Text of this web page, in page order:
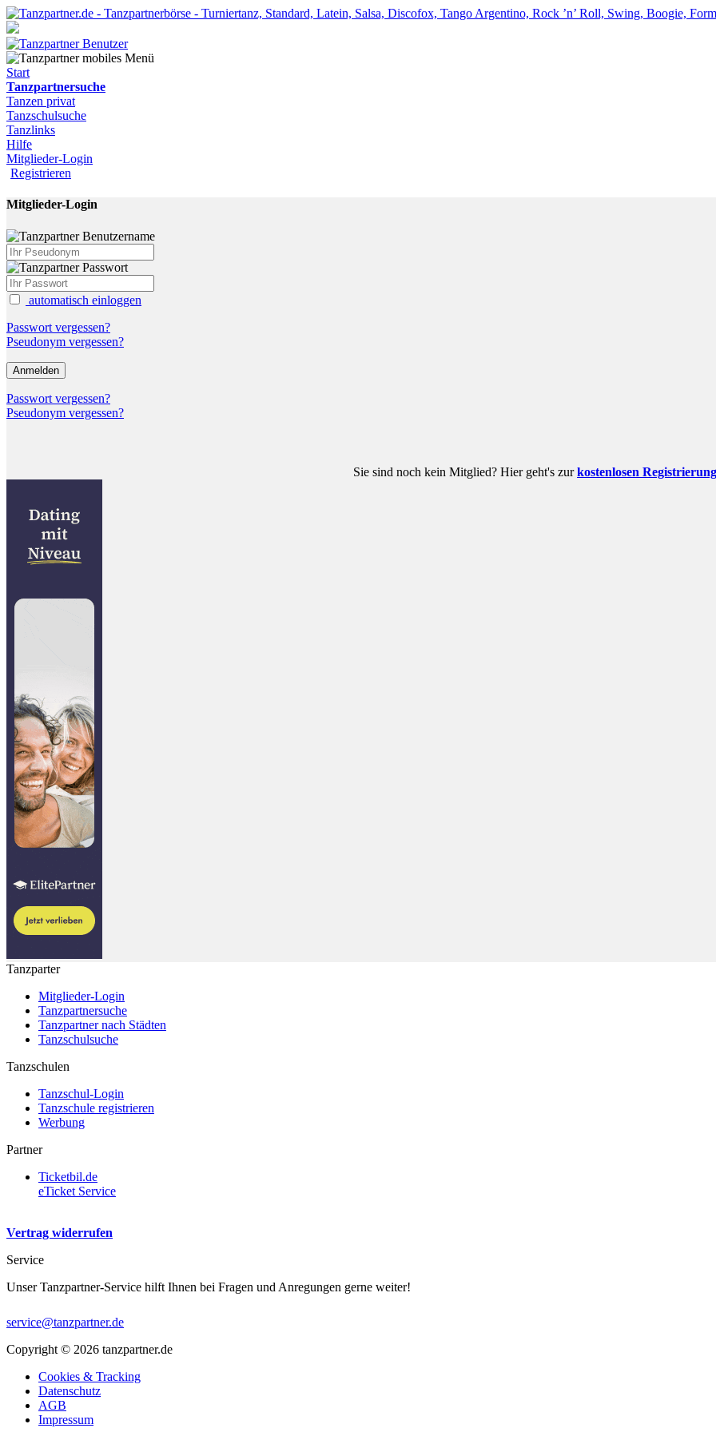
Start
Tanzpartnersuche
Tanzen privat
Tanzschulsuche
Tanzlinks
Hilfe
Mitglieder-Login
Registrieren
Mitglieder-Login
automatisch einloggen
Passwort vergessen?
Pseudonym vergessen?
Passwort vergessen?
Pseudonym vergessen?
Sie sind noch kein Mitglied? Hier geht's zurkostenlosen Registrierung
Tanzparter
Mitglieder-Login
Tanzpartnersuche
Tanzpartner nach Städten
Tanzschulsuche
Tanzschulen
Tanzschul-Login
Tanzschule registrieren
Werbung
Partner
Ticketbil.de
eTicket Service
Vertrag widerrufen
Service
Unser Tanzpartner-Service hilft Ihnen bei Fragen und Anregungen gerne weiter!
service@tanzpartner.de
Copyright © 2026 tanzpartner.de
Cookies & Tracking
Datenschutz
AGB
Impressum